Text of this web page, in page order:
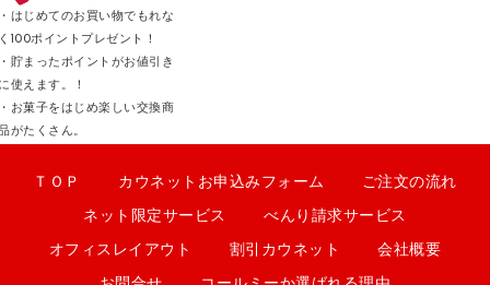
はじめてのお買い物でもれな
100ポイントプレゼント！
貯まったポイントがお値引き
使えます。！
お菓子をはじめ楽しい交換商
がたくさん。
ＴＯＰ カウネットお申込みフォーム ご注文の流れ
ネット限定サービス べんり請求サービス
オフィスレイアウト 割引カウネット 会社概要